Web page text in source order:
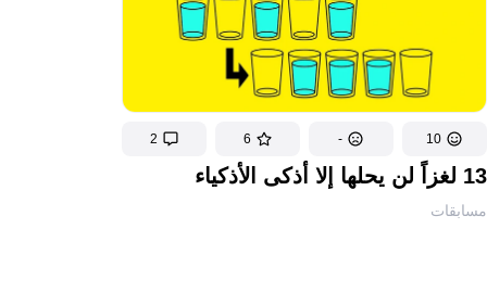
10
-
6
2
13 لغزاً لن يحلها إلا أذكى الأذكياء
مسابقات